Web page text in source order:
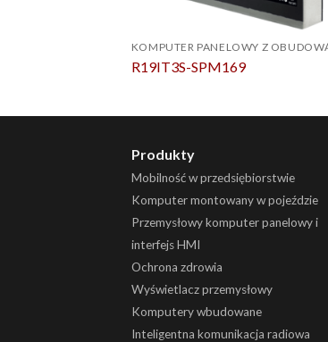
R19IT3S-SPM169
Produkty
Mobilność w przedsiębiorstwie
Komputer montowany w pojeździe
Przemysłowy komputer panelowy i
interfejs HMI
Ochrona zdrowia
Wyświetlacz przemysłowy
Komputery wbudowane
Inteligentna komunikacja radiowa